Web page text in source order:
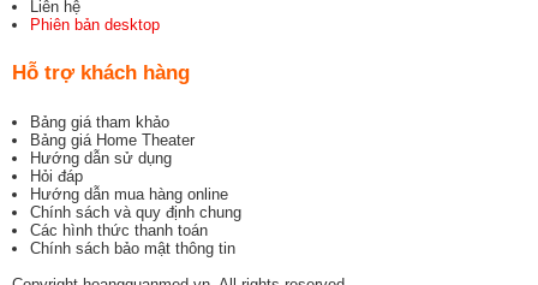
Liên hệ
Phiên bản desktop
Hỗ trợ khách hàng
Bảng giá tham khảo
Bảng giá Home Theater
Hướng dẫn sử dụng
Hỏi đáp
Hướng dẫn mua hàng online
Chính sách và quy định chung
Các hình thức thanh toán
Chính sách bảo mật thông tin